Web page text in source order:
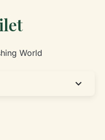
World
expand_more